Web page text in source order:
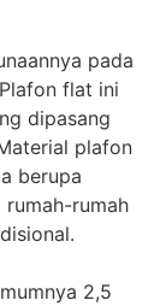
pada
flat ini
dipasang
plafon
berupa
rumah
2,5